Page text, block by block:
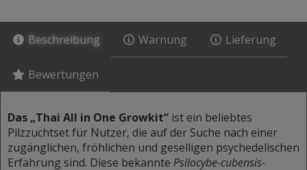
Beschreibung Warnung Lieferung
Bewertungen
Das „Thai All in One Growkit“ ist ein beliebtes
Pilzzuchtset für Nutzer, die auf der Suche nach einer
zugänglichen, fröhlichen und geselligen psychedelischen
Erfahrung sind. Diese bekannte Psilocybe-cubensis-